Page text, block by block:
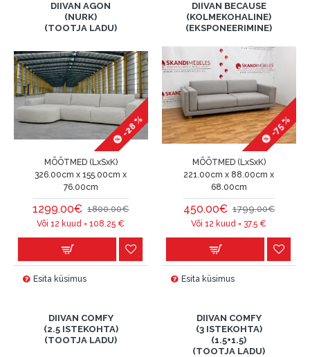
DIIVAN AGON
(NURK)
(TOOTJA LADU)
-28 %
MÕÕTMED (LxSxK)
326.00cm x 155.00cm x
76.00cm
1299.00€ 1800.00€
Või 12 kuud =108.25 €
Esita küsimus
DIIVAN BECAUSE
(KOLMEKOHALINE)
(EKSPONEERIMINE)
-75 %
MÕÕTMED (LxSxK)
221.00cm x 88.00cm x
68.00cm
450.00€ 1799.00€
Või 12 kuud =37.5 €
Esita küsimus
DIIVAN COMFY
(2.5 ISTEKOHTA)
(TOOTJA LADU)
DIIVAN COMFY
(3 ISTEKOHTA)
(1.5+1.5)
(TOOTJA LADU)